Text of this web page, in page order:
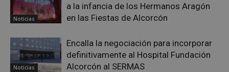
Noticias
a la infancia de los Hermanos Aragón
en las Fiestas de Alcorcón
Noticias
Encalla la negociación para incorporar
definitivamente al Hospital Fundación
Alcorcón al SERMAS
Cookies de rendimiento
Cookies de preferencias